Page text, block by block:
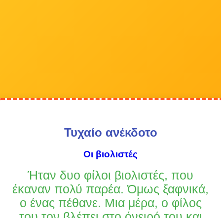
Τυχαίο ανέκδοτο
Οι βιολιστές
Ήταν δυο φίλοι βιολιστές, που
έκαναν πολύ παρέα. Όμως ξαφνικά,
ο ένας πέθανε. Μια μέρα, ο φίλος